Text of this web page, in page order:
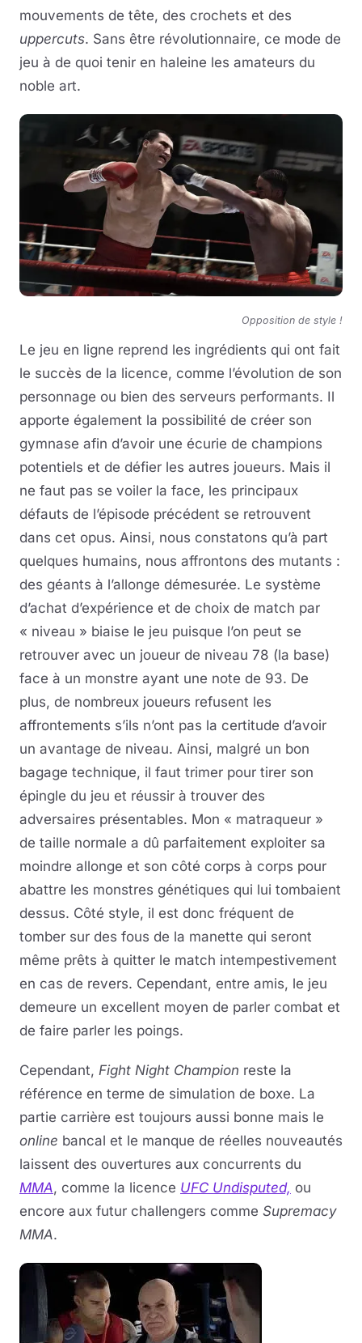
mouvements de tête, des crochets et des
uppercuts. Sans être révolutionnaire, ce mode de
jeu à de quoi tenir en haleine les amateurs du
noble art.
Opposition de style !
Le jeu en ligne reprend les ingrédients qui ont fait
le succès de la licence, comme l’évolution de son
personnage ou bien des serveurs performants. Il
apporte également la possibilité de créer son
gymnase afin d’avoir une écurie de champions
potentiels et de défier les autres joueurs. Mais il
ne faut pas se voiler la face, les principaux
défauts de l’épisode précédent se retrouvent
dans cet opus. Ainsi, nous constatons qu’à part
quelques humains, nous affrontons des mutants :
des géants à l’allonge démesurée. Le système
d’achat d’expérience et de choix de match par
« niveau » biaise le jeu puisque l’on peut se
retrouver avec un joueur de niveau 78 (la base)
face à un monstre ayant une note de 93. De
plus, de nombreux joueurs refusent les
affrontements s’ils n’ont pas la certitude d’avoir
un avantage de niveau. Ainsi, malgré un bon
bagage technique, il faut trimer pour tirer son
épingle du jeu et réussir à trouver des
adversaires présentables. Mon « matraqueur »
de taille normale a dû parfaitement exploiter sa
moindre allonge et son côté corps à corps pour
abattre les monstres génétiques qui lui tombaient
dessus. Côté style, il est donc fréquent de
tomber sur des fous de la manette qui seront
même prêts à quitter le match intempestivement
en cas de revers. Cependant, entre amis, le jeu
demeure un excellent moyen de parler combat et
de faire parler les poings.
Cependant, Fight Night Champion reste la
référence en terme de simulation de boxe. La
partie carrière est toujours aussi bonne mais le
online bancal et le manque de réelles nouveautés
laissent des ouvertures aux concurrents du
MMA, comme la licence UFC Undisputed, ou
encore aux futur challengers comme Supremacy
MMA.